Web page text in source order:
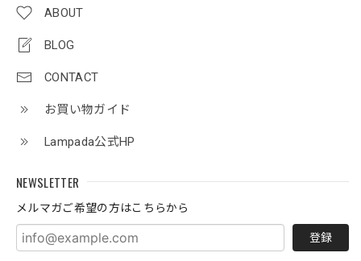
ABOUT
BLOG
CONTACT
お買い物ガイド
Lampada公式HP
NEWSLETTER
メルマガご希望の方はこちらから
登録